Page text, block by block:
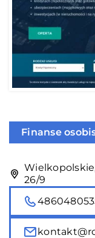
Finanse
Wielkopolskie,
26/9